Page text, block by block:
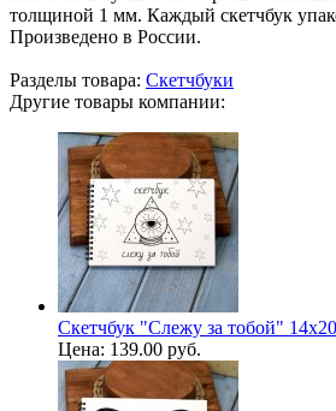
толщиной 1 мм. Каждый скетчбук
Произведено в России.
Разделы товара: Скетчбуки
Другие товары компании:
Скетчбук "Слежу за тобой"
Цена: 139.00 руб.